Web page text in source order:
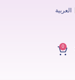
العربية
0